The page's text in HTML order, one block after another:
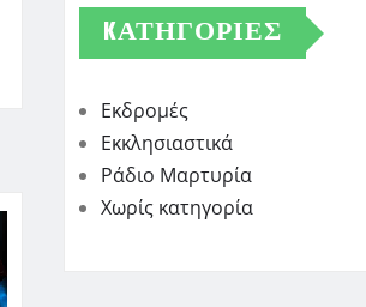
KΑΤΗΓΟΡΊΕΣ
Εκδρομές
Εκκλησιαστικά
Ράδιο Μαρτυρία
Χωρίς κατηγορία